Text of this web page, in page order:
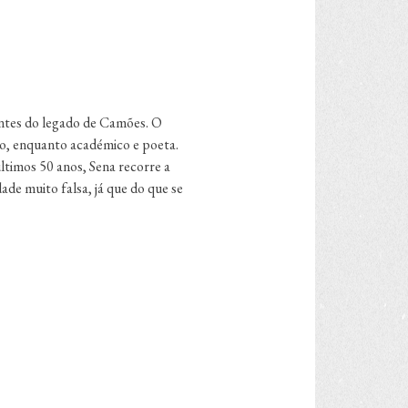
do legado de Camões. O
enquanto académico e poeta.
50 anos, Sena recorre a
muito falsa, já que do que se